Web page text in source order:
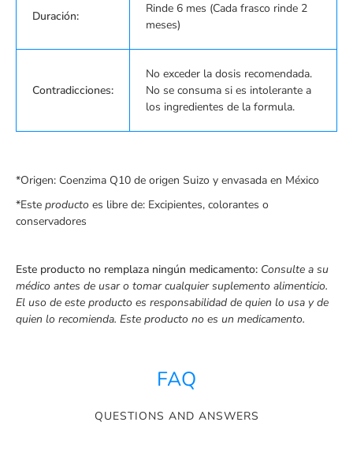
Duración:
Rinde 6 mes (Cada frasco rinde 2
meses)
Contradicciones:
No exceder la dosis recomendada.
No se consuma si es intolerante a
los ingredientes de la formula.
*Origen: Coenzima Q10 de origen Suizo y envasada en México
*Este producto es libre de: Excipientes, colorantes o
conservadores
Este producto no remplaza ningún medicamento: Consulte a su
médico antes de usar o tomar cualquier suplemento alimenticio.
El uso de este producto es responsabilidad de quien lo usa y de
quien lo recomienda. Este producto no es un medicamento.
FAQ
QUESTIONS AND ANSWERS